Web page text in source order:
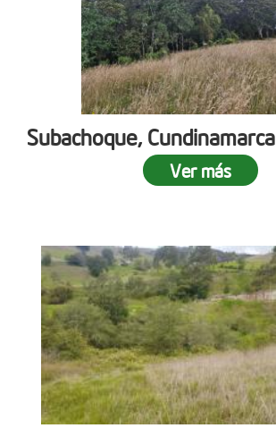
Subachoque, Cundinamarca
Ver más